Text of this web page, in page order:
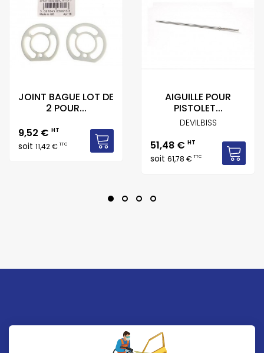
JOINT BAGUE LOT DE
2 POUR...
Prix
9,52 € HT
soit 11,42 €TTC
AIGUILLE POUR
PISTOLET...
DEVILBISS
Prix
51,48 € HT
soit 61,78 €TTC